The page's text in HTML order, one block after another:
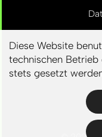
Diese Website
technischen
stets gesetzt
Notwendig